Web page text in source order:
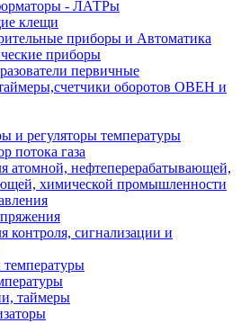
- ЛАТРы
клещи
приборы и Автоматика
приборы
первичные
оборотов ОВЕН и
и регуляторы температуры
потока газа
атомной, нефтеперерабатывающей,
химической промышленности
контроля, сигнализации и
таймеры